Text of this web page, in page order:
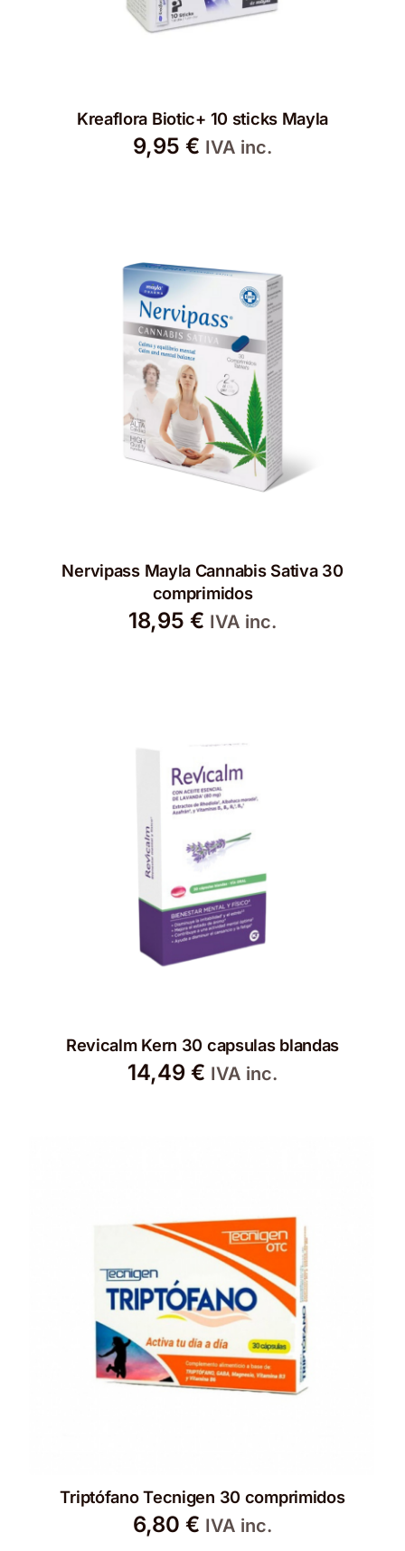
Kreaflora Biotic+ 10 sticks Mayla
9,95 € IVA inc.
Nervipass Mayla Cannabis Sativa 30
comprimidos
18,95 € IVA inc.
Revicalm Kern 30 capsulas blandas
14,49 € IVA inc.
Triptófano Tecnigen 30 comprimidos
6,80 € IVA inc.